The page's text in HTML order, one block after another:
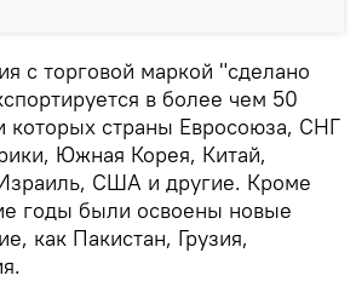
с торговой маркой "сделано
в более чем 50
которых страны Евросоюза, СНГ
Южная Корея, Китай,
США и другие. Кроме
годы были освоены новые
как Пакистан, Грузия,